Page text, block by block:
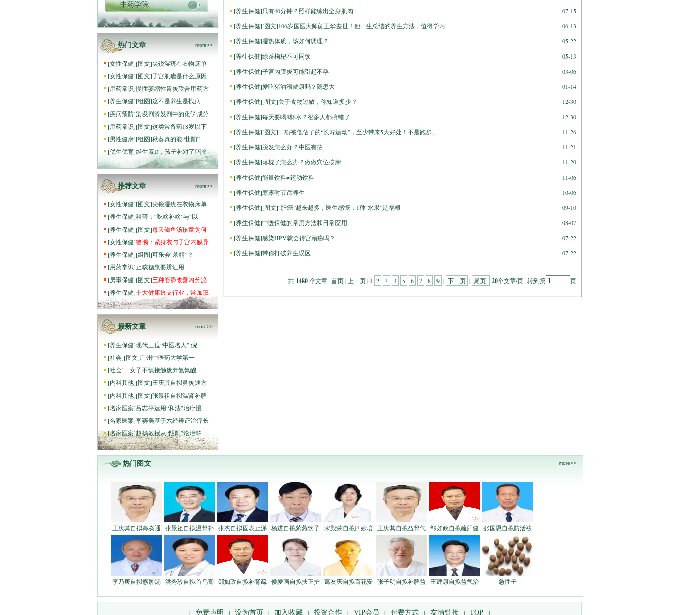
中药学院
热门文章 more>>
[女性保健][图文]尖锐湿疣在衣物床单
[女性保健][图文]子宫肌瘤是什么原因
[用药常识]慢性萎缩性胃炎联合用药方
[养生保健][组图]这不是养生是找病
[疾病预防]染发剂烫发剂中的化学成分
[用药常识][图文]这类常备药18岁以下
[男性健康][组图]秋葵真的能“壮阳”
[优生优育]维生素D，孩子补对了吗？
推荐文章 more>>
[女性保健][图文]尖锐湿疣在衣物床单
[养生保健]科普：“吃啥补啥”与“以
[养生保健][图文]每天鲫鱼汤孩童为何
[女性保健]警惕：紧身衣与子宫内膜异
[养生保健][组图]可乐会“杀精”？
[用药常识]止咳糖浆要辨证用
[房事保健][图文]三种姿势改善内分泌
[养生保健]十大健康透支行业，常加班
最新文章 more>>
[养生保健]现代三位“中医名人”:倪
[社会][图文]广州中医药大学第一
[社会]一女子不慎接触废弃氢氟酸
[内科其他][图文]王庆其自拟鼻炎通方
[内科其他][图文]张景祖自拟温肾补脾
[名家医案]吕志平运用“和法”治疗慢
[名家医案]李赛美基于六经辨证治疗长
[名家医案]赵杨教授从“阴阳”论治帕
[养生保健]只有40分钟？照样能练出全身肌肉
07-15
[养生保健][图文]106岁国医大师颜正华去世！他一生总结的养生方法，值得学习
06-13
[养生保健]湿热体质，该如何调理？
05-22
[养生保健]绿茶枸杞不可同饮
05-13
[养生保健]子宫内膜炎可能引起不孕
03-06
[养生保健]爱吃猪油渣健康吗？隐患大
01-14
[养生保健][图文]关于食物过敏，你知道多少？
12-30
[养生保健]每天要喝8杯水？很多人都搞错了
12-30
[养生保健][图文]一项被低估了的“长寿运动”，至少带来5大好处！不是跑步、
11-26
[养生保健]脱发怎么办？中医有招
11-21
[养生保健]落枕了怎么办？做做穴位按摩
11-20
[养生保健]能量饮料≠运动饮料
11-06
[养生保健]寒露时节话养生
10-06
[养生保健][图文]“肝癌”越来越多，医生感慨：1种“水果”是祸根
09-10
[养生保健]中医保健的常用方法和日常应用
08-07
[养生保健]感染HPV就会得宫颈癌吗？
07-22
[养生保健]带你打破养生误区 07-22
共 1480个文章 首页 | 上一页 | 1 2 3 4 5 6 7 8 9 | 下一页 | 尾页 20个文章/页 转到第 页
热门图文 more>>
王庆其自拟鼻炎通 张景祖自拟温肾补 张杰自拟固表止涕 杨进自拟紫菀饮子 宋殿荣自拟四妙培 王庆其自拟益肾气 邹如政自拟疏肝健 张国恩自拟防活祛
李乃庚自拟霰肿汤 洪秀珍自拟首乌膏 邹如政自拟补肾疏 侯爱画自拟扶正护 葛友庆自拟百花安 张子明自拟补脾益 王建康自拟益气治 急性子
| 免责声明 | 设为首页 | 加入收藏 | 投资合作 | VIP会员 | 付费方式 | 友情链接 | TOP |